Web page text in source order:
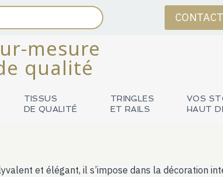
mesure
qualité
TISSUS
DE QUALITÉ
TRINGLES
ET RAILS
VOS
HAUT
et élégant, il s’impose dans la décoration